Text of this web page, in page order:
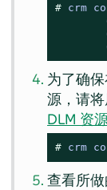
# crm
为了确
源，请
DLM 资
# crm
查看所做